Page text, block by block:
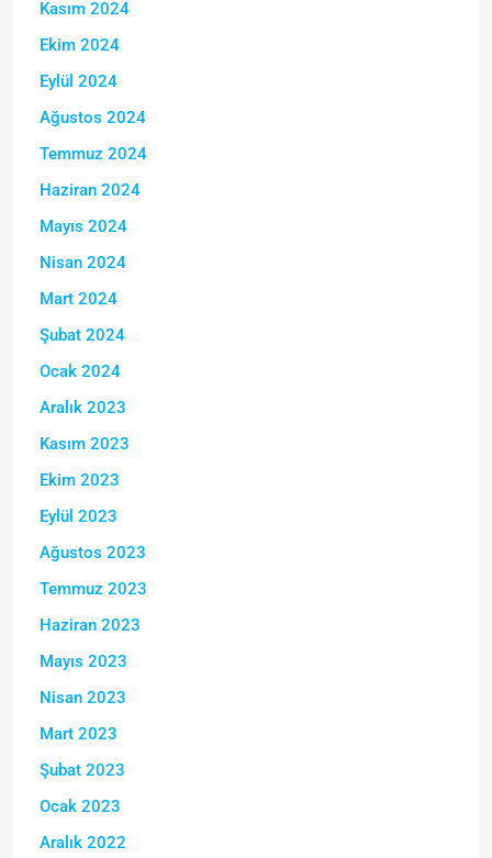
Kasım 2024
Ekim 2024
Eylül 2024
Ağustos 2024
Temmuz 2024
Haziran 2024
Mayıs 2024
Nisan 2024
Mart 2024
Şubat 2024
Ocak 2024
Aralık 2023
Kasım 2023
Ekim 2023
Eylül 2023
Ağustos 2023
Temmuz 2023
Haziran 2023
Mayıs 2023
Nisan 2023
Mart 2023
Şubat 2023
Ocak 2023
Aralık 2022